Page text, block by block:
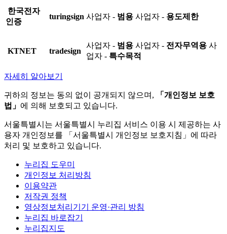
한국전자
인증
turingsign 사업자 - 범용 사업자 - 용도제한
KTNET tradesign
사업자 - 범용 사업자 - 전자무역용 사
업자 - 특수목적
자세히 알아보기
귀하의 정보는 동의 없이 공개되지 않으며,
「개인정보 보호
법」 에 의해 보호되고 있습니다.
서울특별시는 서울특별시 누리집 서비스 이용 시 제공하는 사
용자 개인정보를 「서울특별시 개인정보 보호지침」에 따라
처리 및 보호하고 있습니다.
누리집 도우미
개인정보 처리방침
이용약관
저작권 정책
영상정보처리기기 운영·관리 방침
누리집 바로잡기
누리집지도